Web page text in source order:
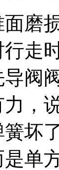
磨
走
阀
，
坏
单